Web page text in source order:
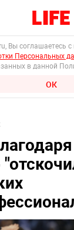
Вы соглашаетесь
Персональных
в данной
ОК